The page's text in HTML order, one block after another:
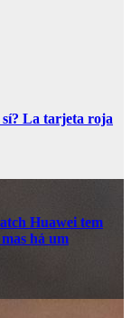
sí? La tarjeta roja
Huawei tem
há um